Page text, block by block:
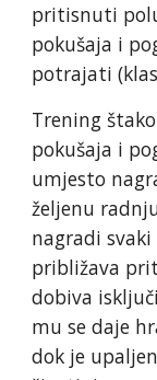
pritisnuti
pokušaja i
potrajati
Trening
pokušaja i
umjesto
željenu
nagradi
približava
dobiva
mu se daje
dok je